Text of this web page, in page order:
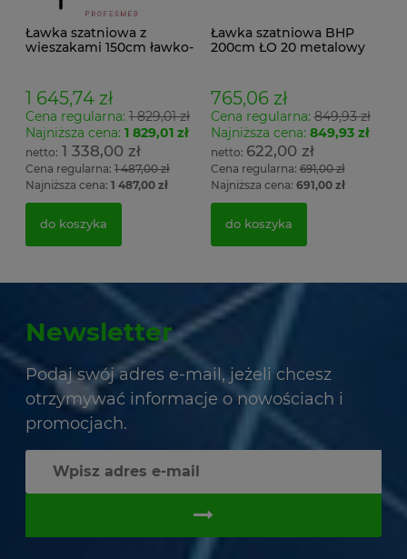
Ławka szatniowa z
wieszakami 150cm ławko-
1 645,74 zł
Cena regularna: 1 829,01 zł
Najniższa cena: 1 829,01 zł
1 338,00 zł
Cena regularna: 1 487,00 zł
Najniższa cena: 1 487,00 zł
do koszyka
Ławka szatniowa BHP
200cm ŁO 20 metalowy
765,06 zł
Cena regularna:849,93 zł
Najniższa cena: 849,93 zł
622,00 zł
Cena regularna:691,00 zł
Najniższa cena: 691,00 zł
do koszyka
Newsletter
Podaj swój adres e-mail, jeżeli chcesz
otrzymywać informacje o nowościach i
promocjach.